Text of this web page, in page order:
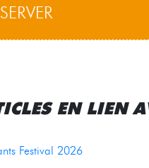
EN LIEN
Festival 2026